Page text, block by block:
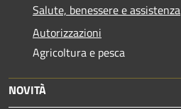
Salute, benessere e assistenza
Autorizzazioni
Agricoltura e pesca
NOVITÀ